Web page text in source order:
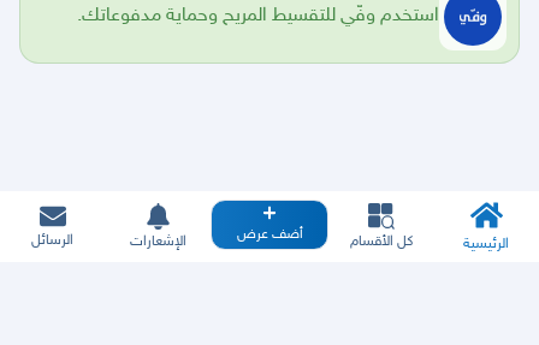
استخدم وفّي للتقسيط المريح وحماية مدفوعاتك.
الرئيسية كل الأقسام أضف عرض الإشعارات الرسائل